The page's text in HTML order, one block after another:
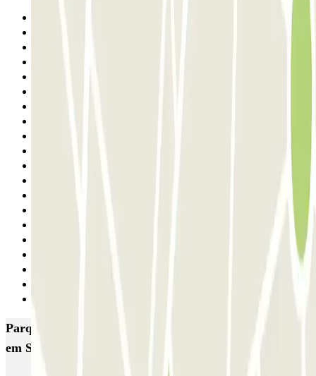
Parques de estacionamento com melhor classificação
em Sevilha